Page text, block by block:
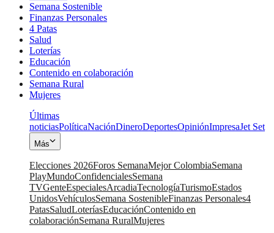
Semana Sostenible
Finanzas Personales
4 Patas
Salud
Loterías
Educación
Contenido en colaboración
Semana Rural
Mujeres
Últimas
noticiasPolíticaNaciónDineroDeportesOpiniónImpresaJet Set
Más
Elecciones 2026Foros SemanaMejor ColombiaSemana
PlayMundoConfidencialesSemana
TVGenteEspecialesArcadiaTecnologíaTurismoEstados
UnidosVehículosSemana SostenibleFinanzas Personales4
PatasSaludLoteríasEducaciónContenido en
colaboraciónSemana RuralMujeres